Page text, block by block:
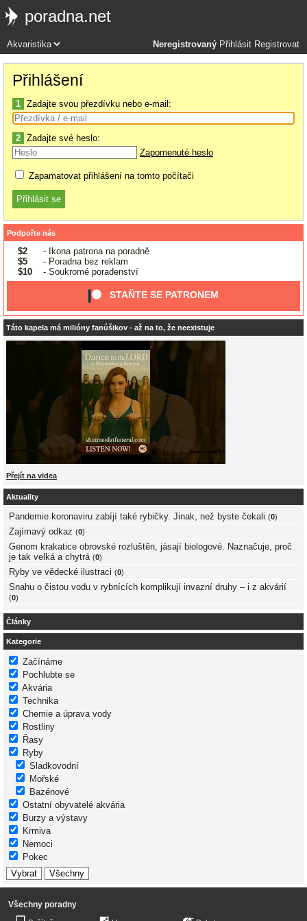
poradna.net
Neregistrovaný Přihlásit Registrovat
Přihlášení
1 Zadajte svou přezdívku nebo e-mail:
2 Zadajte své heslo:
Zapomenuté heslo
Zapamatovat přihlášení na tomto počítači
Podpořte nás
$2
- Ikona patrona na poradně
$5
- Poradna bez reklam
$10
- Soukromé poradenství
STAŇTE SE PATRONEM
Táto kapela má milióny fanúšikov - až na to, že neexistuje
Přejít na videa
Aktuality
Pandemie koronaviru zabíjí také rybičky. Jinak, než byste čekali (0)
Zajímavý odkaz (0)
Genom krakatice obrovské rozluštěn, jásají biologové. Naznačuje, proč
je tak velká a chytrá (0)
Ryby ve vědecké ilustraci (0)
Snahu o čistou vodu v rybnících komplikují invazní druhy – i z akvárií
(0)
Články
Kategorie
Začínáme
Pochlubte se
Akvária
Technika
Chemie a úprava vody
Rostliny
Řasy
Ryby
Sladkovodní
Mořské
Bazénové
Ostatní obyvatelé akvária
Burzy a výstavy
Krmiva
Nemoci
Pokec
Všechny poradny